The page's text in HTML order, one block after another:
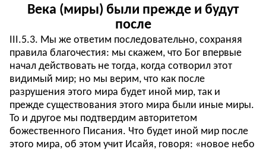
Века (миры) были прежде и будут
после
III.5.3. Мы же ответим последовательно, сохраняя
правила благочестия: мы скажем, что Бог впервые
начал действовать не тогда, когда сотворил этот
видимый мир; но мы верим, что как после
разрушения этого мира будет иной мир, так и
прежде существования этого мира были иные миры.
То и другое мы подтвердим авторитетом
божественного Писания. Что будет иной мир после
этого мира, об этом учит Исайя, говоря: «новое небо